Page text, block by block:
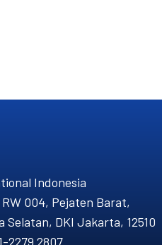
Indonesia
004, Pejaten Barat,
Selatan, DKI Jakarta, 12510
2279 2807